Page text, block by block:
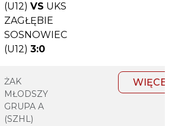
(U12) VS UKS
ZAGŁĘBIE
SOSNOWIEC
(U12) 3:0
ŻAK
MŁODSZY
GRUPA A
(SZHL)
WIĘCEJ